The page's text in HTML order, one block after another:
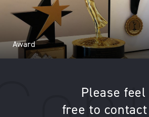
Award
Please feel
free to